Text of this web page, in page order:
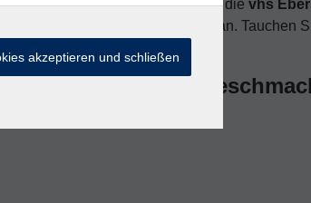
Spanisch und Italienisch bietet die vhs
weitere faszinierende Sprachen an. Tauchen
– Vielfalt für jeden
akzeptieren und schließen